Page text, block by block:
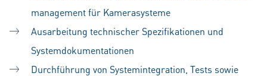
management für Kamerasysteme
Ausarbeitung technischer Spezifikationen und
Systemdokumentationen
Durchführung von Systemintegration, Tests sowie